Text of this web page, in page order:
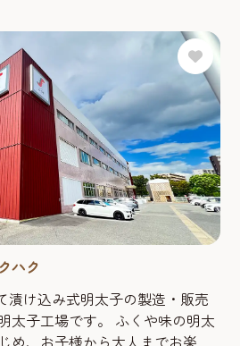
力のひとつだ。
ハク
漬け込み式明太子の製造・販売
太子工場です。 ふくや味の明太
め、お子様から大人までお楽し